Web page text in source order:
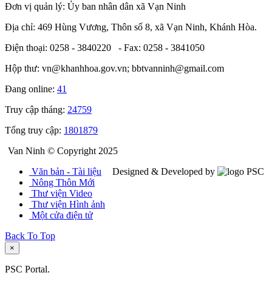
Đơn vị quản lý: Ủy ban nhân dân xã Vạn Ninh
Địa chỉ: 469 Hùng Vương, Thôn số 8, xã Vạn Ninh, Khánh Hòa.
Điện thoại: 0258 - 3840220 - Fax: 0258 - 3841050
Hộp thư: vn@khanhhoa.gov.vn; bbtvanninh@gmail.com
Đang online: 41
Truy cập tháng: 24759
Tổng truy cập: 1801879
Van Ninh © Copyright 2025
Designed & Developed by
Văn bản - Tài liệu
Nông Thôn Mới
Thư viện Video
Thư viện Hình ảnh
Một cửa điện tử
Back To Top
×
PSC Portal.